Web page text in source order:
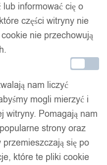
informować cię o
części witryny nie
nie przechowują
nam liczyć
mogli mierzyć i
witryny. Pomagają nam
strony oraz
się po
które te pliki cookie